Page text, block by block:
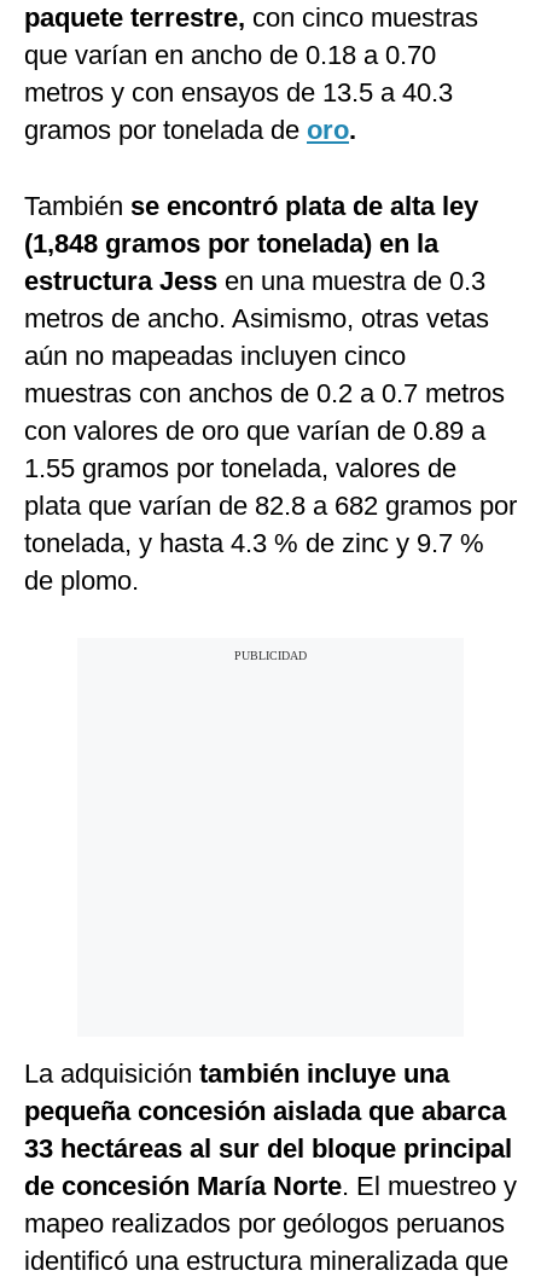
paquete terrestre, con cinco muestras
que varían en ancho de 0.18 a 0.70
metros y con ensayos de 13.5 a 40.3
gramos por tonelada de oro.
También se encontró plata de alta ley
(1,848 gramos por tonelada) en la
estructura Jess en una muestra de 0.3
metros de ancho. Asimismo, otras vetas
aún no mapeadas incluyen cinco
muestras con anchos de 0.2 a 0.7 metros
con valores de oro que varían de 0.89 a
1.55 gramos por tonelada, valores de
plata que varían de 82.8 a 682 gramos por
tonelada, y hasta 4.3 % de zinc y 9.7 %
de plomo.
La adquisición también incluye una
pequeña concesión aislada que abarca
33 hectáreas al sur del bloque principal
de concesión María Norte. El muestreo y
mapeo realizados por geólogos peruanos
identificó una estructura mineralizada que